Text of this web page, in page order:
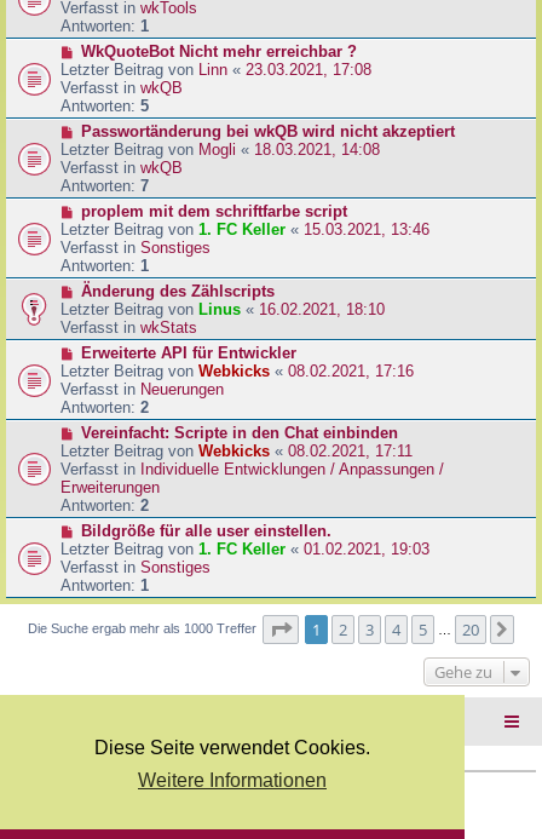
Diese Seite verwendet Cookies.
Weitere Informationen
i
t
a
g
u
e
r
B
e
i
t
a
g
Verfasst in wkTools
Antworten: 1
N
e
u
e
r
B
e
i
t
a
g
WkQuoteBot Nicht mehr erreichbar ?
Letzter Beitrag von Linn « 23.03.2021, 17:08
Verfasst in wkQB
Antworten: 5
N
e
u
e
r
B
e
i
t
a
g
Passwortänderung bei wkQB wird nicht akzeptiert
Letzter Beitrag von Mogli « 18.03.2021, 14:08
Verfasst in wkQB
Antworten: 7
N
e
u
e
r
B
e
i
r
a
g
proplem mit dem schriftfarbe script
Letzter Beitrag von 1. FC Keller « 15.03.2021, 13:46
Verfasst in Sonstiges
Antworten: 1
N
e
u
e
r
B
e
i
r
a
g
Änderung des Zählscripts
Letzter Beitrag von Linus « 16.02.2021, 18:10
Verfasst in wkStats
N
e
u
e
r
B
e
i
t
r
a
g
Erweiterte API für Entwickler
Letzter Beitrag von Webkicks « 08.02.2021, 17:16
Verfasst in Neuerungen
Antworten: 2
N
e
u
e
r
B
e
i
t
r
g
Vereinfacht: Scripte in den Chat einbinden
Letzter Beitrag von Webkicks « 08.02.2021, 17:11
Verfasst in Individuelle Entwicklungen / Anpassungen /
Erweiterungen
Antworten: 2
N
e
u
e
r
B
e
r
Bildgröße für alle user einstellen.
Letzter Beitrag von 1. FC Keller « 01.02.2021, 19:03
Verfasst in Sonstiges
Antworten: 1
Die Suche ergab mehr als 1000 Treffer Seite von
1 2 3 4 5 20
Gehe zu
Deutsche Übersetzung durchphpBB.de